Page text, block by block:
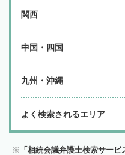
関西
中国・四国
九州・沖縄
よく検索されるエリア
「相続会議弁護士検索サー